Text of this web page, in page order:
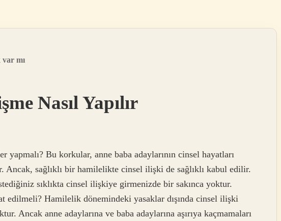
mı
Nasıl Yapılır
Bu korkular, anne baba adaylarının cinsel hayatları
Ancak, sağlıklı bir hamilelikte cinsel ilişki de sağlıklı kabul edilir.
sıklıkta cinsel ilişkiye girmenizde bir sakınca yoktur.
edilmeli? Hamilelik dönemindeki yasaklar dışında cinsel ilişki
Ancak anne adaylarına ve baba adaylarına aşırıya kaçmamaları